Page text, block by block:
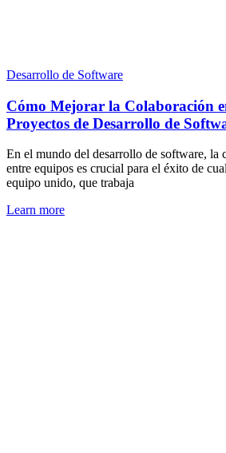
Desarrollo de Software
Cómo Mejorar la Colaboración
Proyectos de Desarrollo de
En el mundo del desarrollo de software, la
entre equipos es crucial para el éxito de
equipo unido, que trabaja
Learn more